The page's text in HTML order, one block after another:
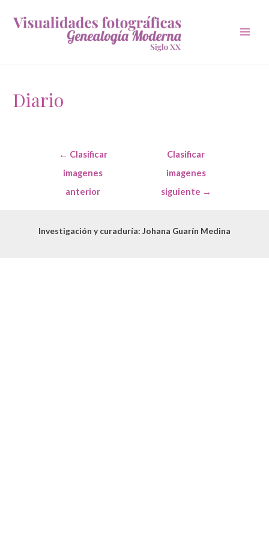
Diario
entradas
← Clasificar
imagenes
anterior
Clasificar
imagenes
siguiente →
Investigación y curaduría: Johana Guarín Medina